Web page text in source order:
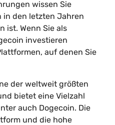
wissen Sie
in den letzten Jahren
ist. Wenn Sie als
investieren
auf denen Sie
der weltweit größten
bietet eine Vielzahl
auch Dogecoin. Die
und die hohe